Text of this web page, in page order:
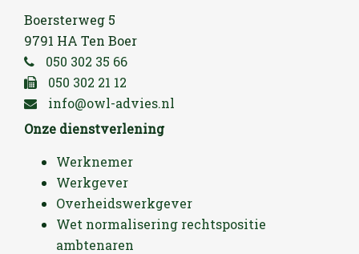
Boersterweg 5
9791 HA Ten Boer
050 302 35 66
050 302 21 12
info@owl-advies.nl
Onze dienstverlening
Werknemer
Werkgever
Overheidswerkgever
Wet normalisering rechtspositie
ambtenaren